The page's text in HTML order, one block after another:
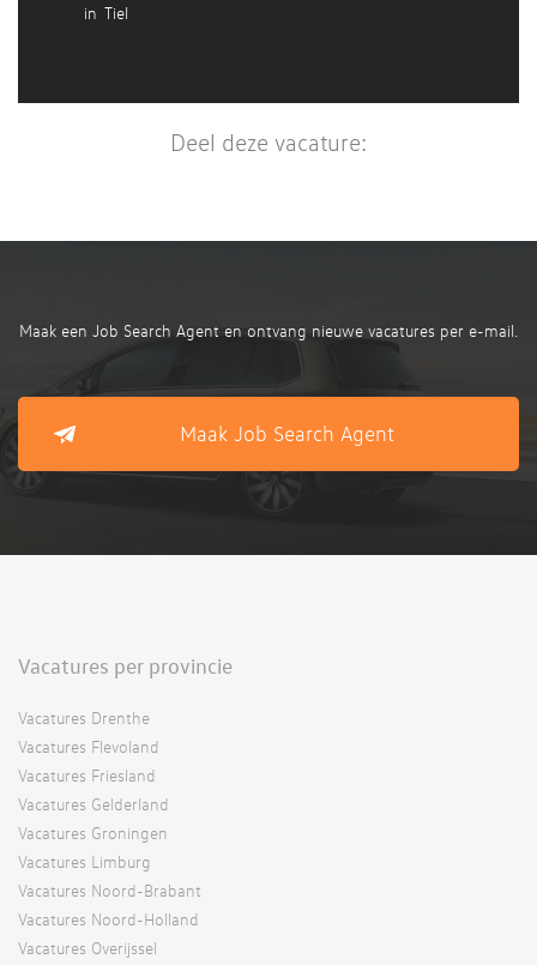
in Tiel
Deel deze vacature:
Maak een Job Search Agent en ontvang nieuwe vacatures per e-mail.
Maak Job Search Agent
Vacatures per provincie
Vacatures Drenthe
Vacatures Flevoland
Vacatures Friesland
Vacatures Gelderland
Vacatures Groningen
Vacatures Limburg
Vacatures Noord-Brabant
Vacatures Noord-Holland
Vacatures Overijssel